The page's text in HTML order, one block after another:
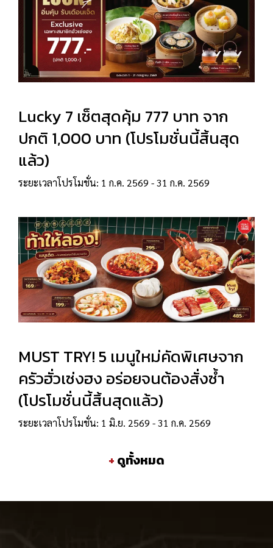
Lucky 7 เซ็ตสุดคุ้ม 777 บาท จาก
ปกติ 1,000 บาท (โปรโมชั่นนี้สิ้นสุด
แล้ว)
ระยะเวลาโปรโมชั่น: 1 ก.ค. 2569 - 31 ก.ค. 2569
MUST TRY! 5 เมนูใหม่คัดพิเศษจาก
ครัวฮั่วเซ่งฮง อร่อยจนต้องสั่งซ้ำ
(โปรโมชั่นนี้สิ้นสุดแล้ว)
ระยะเวลาโปรโมชั่น: 1 มิ.ย. 2569 - 31 ก.ค. 2569
+ ดูทั้งหมด